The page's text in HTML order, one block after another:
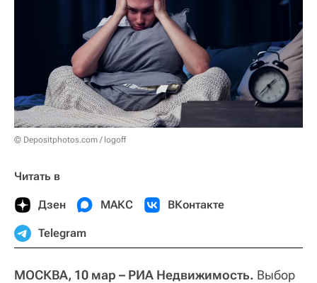
© Depositphotos.com / logoff
Читать в
Дзен МАКС ВКонтакте
Telegram
МОСКВА, 10 мар – РИА Недвижимость. Выбор